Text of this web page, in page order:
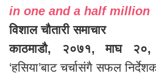
in one and a half million
विशाल चौतारी समाचार
काठमाडौ, २०७१, माघ
‘हसिया’बाट चर्चासंगै सफल